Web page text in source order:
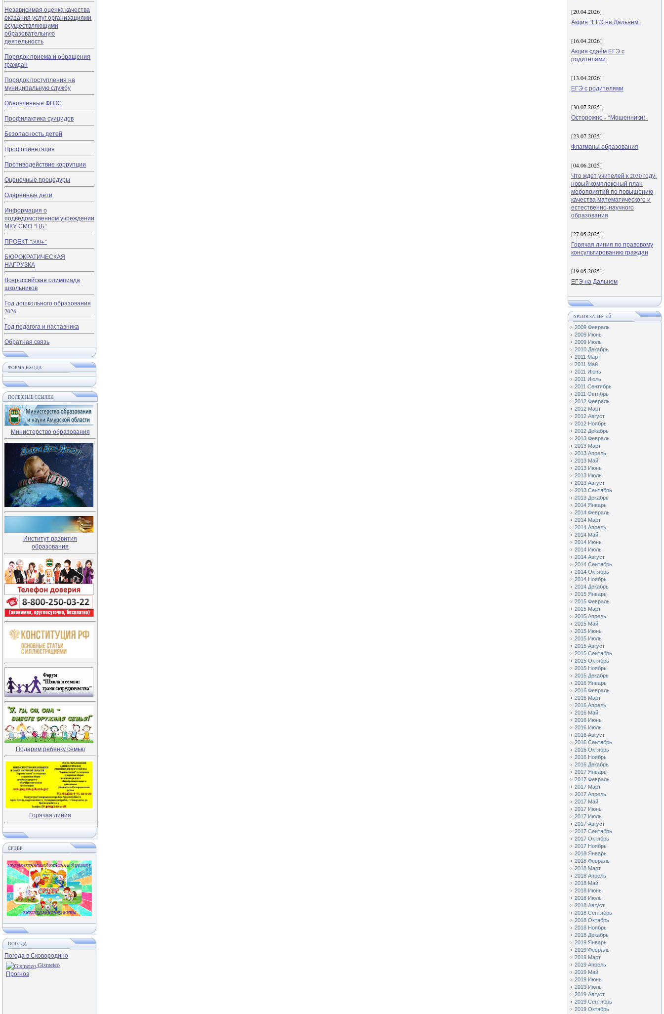
Независимая оценка качества
оказания услуг организациями
осуществляющими
образовательную
деятельность
Порядок приема и обращения
граждан
Порядок поступления на
муниципальную службу
Обновленные ФГОС
Профилактика суицидов
Безопасность детей
Профориентация
Противодействие коррупции
Оценочные процедуры
Одаренные дети
Информация о
подведомственном учреждении
МКУ СМО "ЦБ"
ПРОЕКТ "500+"
БЮРОКРАТИЧЕСКАЯ
НАГРУЗКА
Всероссийская олимпиада
школьников
Год дошкольного образования
2026
Год педагога и наставника
Обратная связь
ФОРМА ВХОДА
ПОЛЕЗНЫЕ ССЫЛКИ
Министерство образования
Институт развития
образования
Подарим ребенку семью
Горячая линия
СРЦВР
ПОГОДА
Погода в Сковородино
Gismeteo
Прогноз
[20.04.2026]
Акция "ЕГЭ на Дальнем"
[16.04.2026]
Акция сдаём ЕГЭ с
родителями
[13.04.2026]
ЕГЭ с родителями
[30.07.2025]
Осторожно - "Мошенники!"
[23.07.2025]
Флагманы образования
[04.06.2025]
Что ждет учителей к 2030 году:
новый комплексный план
мероприятий по повышению
качества математического и
естественно-научного
образования
[27.05.2025]
Горячая линия по правовому
консультированию граждан
[19.05.2025]
ЕГЭ на Дальнем
АРХИВ ЗАПИСЕЙ
2009 Февраль
2009 Июнь
2009 Июль
2010 Декабрь
2011 Март
2011 Май
2011 Июнь
2011 Июль
2011 Сентябрь
2011 Октябрь
2012 Февраль
2012 Март
2012 Август
2012 Ноябрь
2012 Декабрь
2013 Февраль
2013 Март
2013 Апрель
2013 Май
2013 Июнь
2013 Июль
2013 Август
2013 Сентябрь
2013 Декабрь
2014 Январь
2014 Февраль
2014 Март
2014 Апрель
2014 Май
2014 Июнь
2014 Июль
2014 Август
2014 Сентябрь
2014 Октябрь
2014 Ноябрь
2014 Декабрь
2015 Январь
2015 Февраль
2015 Март
2015 Апрель
2015 Май
2015 Июнь
2015 Июль
2015 Август
2015 Сентябрь
2015 Октябрь
2015 Ноябрь
2015 Декабрь
2016 Январь
2016 Февраль
2016 Март
2016 Апрель
2016 Май
2016 Июнь
2016 Июль
2016 Август
2016 Сентябрь
2016 Октябрь
2016 Ноябрь
2016 Декабрь
2017 Январь
2017 Февраль
2017 Март
2017 Апрель
2017 Май
2017 Июнь
2017 Июль
2017 Август
2017 Сентябрь
2017 Октябрь
2017 Ноябрь
2018 Январь
2018 Февраль
2018 Март
2018 Апрель
2018 Май
2018 Июнь
2018 Июль
2018 Август
2018 Сентябрь
2018 Октябрь
2018 Ноябрь
2018 Декабрь
2019 Январь
2019 Февраль
2019 Март
2019 Апрель
2019 Май
2019 Июнь
2019 Июль
2019 Август
2019 Сентябрь
2019 Октябрь